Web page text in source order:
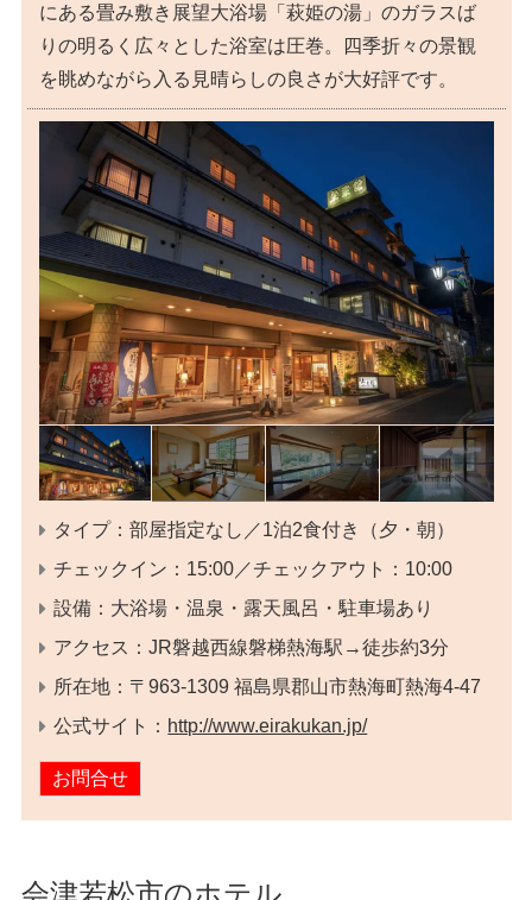
にある畳み敷き展望大浴場「萩姫の湯」のガラスば
りの明るく広々とした浴室は圧巻。四季折々の景観
を眺めながら入る見晴らしの良さが大好評です。
タイプ：部屋指定なし／1泊2食付き（夕・朝）
チェックイン：15:00／チェックアウト：10:00
設備：大浴場・温泉・露天風呂・駐車場あり
アクセス：JR磐越西線磐梯熱海駅→徒歩約3分
所在地：〒963-1309 福島県郡山市熱海町熱海4-47
公式サイト： http://www.eirakukan.jp/
お問合せ
会津若松市のホテル